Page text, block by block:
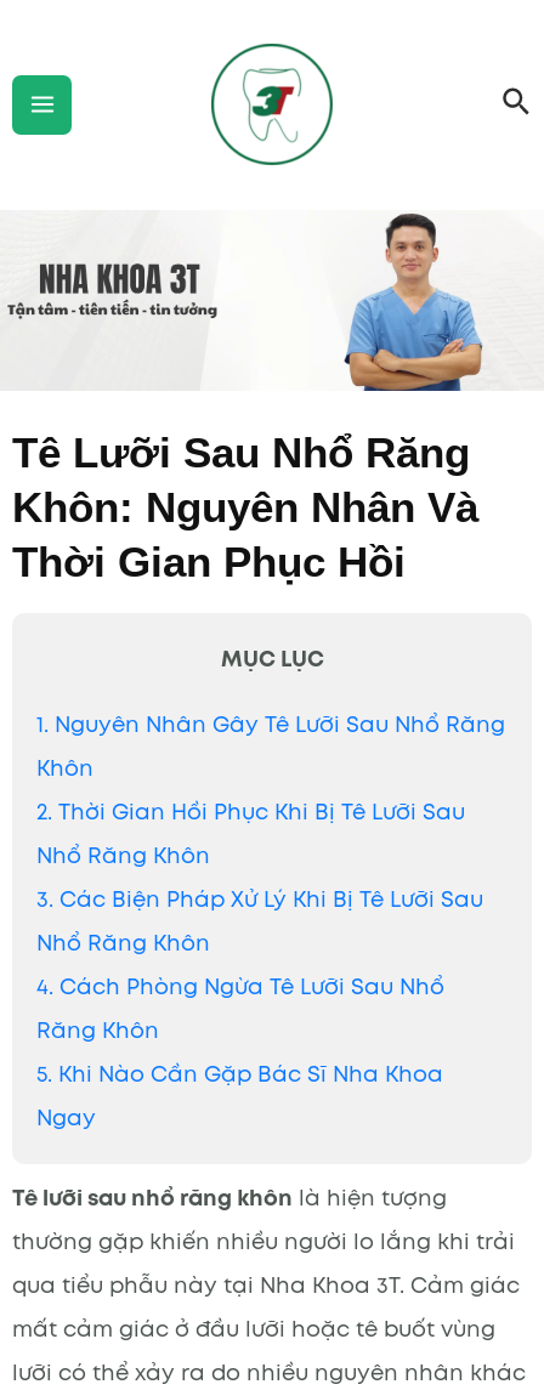
content
Menu
Tê Lưỡi Sau Nhổ Răng
Khôn: Nguyên Nhân Và
Thời Gian Phục Hồi
MỤC LỤC
1. Nguyên Nhân Gây Tê Lưỡi Sau Nhổ Răng
Khôn
2. Thời Gian Hồi Phục Khi Bị Tê Lưỡi Sau
Nhổ Răng Khôn
3. Các Biện Pháp Xử Lý Khi Bị Tê Lưỡi Sau
Nhổ Răng Khôn
4. Cách Phòng Ngừa Tê Lưỡi Sau Nhổ
Răng Khôn
5. Khi Nào Cần Gặp Bác Sĩ Nha Khoa
Ngay
Tê lưỡi sau nhổ răng khôn là hiện tượng
thường gặp khiến nhiều người lo lắng khi trải
qua tiểu phẫu này tại Nha Khoa 3T. Cảm giác
mất cảm giác ở đầu lưỡi hoặc tê buốt vùng
lưỡi có thể xảy ra do nhiều nguyên nhân khác